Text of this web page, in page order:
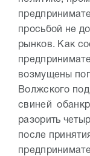
просьбой не
рынков. Как
возмущены
Волжского
свиней
разорить
после